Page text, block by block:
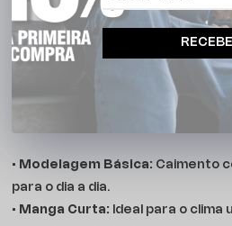
camiseta oferece toque macio,
caimento impecável. Ideal para
com autenticidade nas ruas.
• Modelagem Básica: Caimento
para o dia a dia.
• Manga Curta:
Ideal para o clima